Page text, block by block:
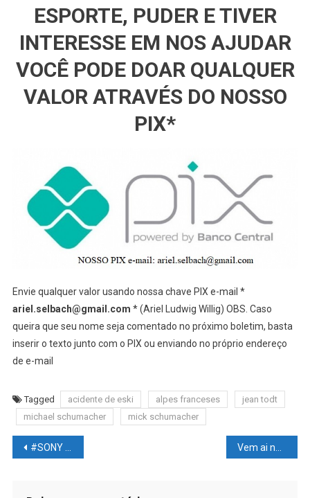
ESPORTE, PUDER E TIVER
INTERESSE EM NOS AJUDAR
VOCÊ PODE DOAR QUALQUER
VALOR ATRAVÉS DO NOSSO
PIX*
Envie qualquer valor usando nossa chave PIX e-mail *
ariel.selbach@gmail.com * (Ariel Ludwig Willig) OBS. Caso
queira que seu nome seja comentado no próximo boletim, basta
inserir o texto junto com o PIX ou enviando no próprio endereço
de e-mail
Tagged acidente de eski alpes franceses
jean todt
michael schumacher
mick schumacher
Navegação
#SONY é #PROCESSADA sob acusação de esconder #PROBLEMA crônico no #PLAYSTATION 5